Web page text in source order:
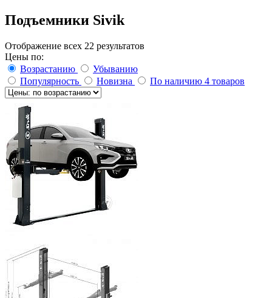
Подъемники Sivik
Отображение всех 22 результатов
Цены по:
Возрастанию
Убыванию
Популярность
Новизна По наличию 4 товаров